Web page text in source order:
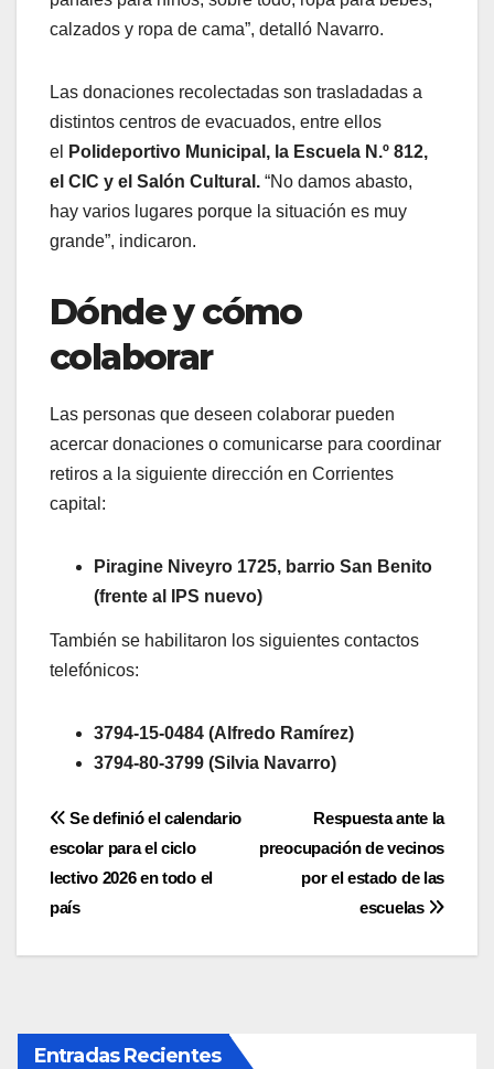
calzados y ropa de cama”, detalló Navarro.
Las donaciones recolectadas son trasladadas a
distintos centros de evacuados, entre ellos
el
Polideportivo Municipal, la Escuela N.º 812,
el CIC y el Salón Cultural. “No damos abasto,
hay varios lugares porque la situación es muy
grande”, indicaron.
Dónde y cómo
colaborar
Las personas que deseen colaborar pueden
acercar donaciones o comunicarse para coordinar
retiros a la siguiente dirección en Corrientes
capital:
Piragine Niveyro 1725, barrio San Benito
(frente al IPS nuevo)
También se habilitaron los siguientes contactos
telefónicos:
3794-15-0484 (Alfredo Ramírez)
3794-80-3799 (Silvia Navarro)
Navegación
de
entradas
Respuesta ante la
preocupación de vecinos
por el estado de las
escuelas
Se definió el calendario
escolar para el ciclo
lectivo 2026 en todo el
país
Entradas Recientes